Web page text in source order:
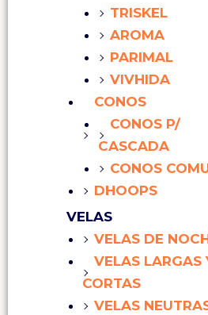
TRISKEL
AROMA
PARIMAL
VIVHIDA
CONOS
CONOS P/
CASCADA
CONOS
DHOOPS
VELAS
VELAS DE
VELAS LARGAS
CORTAS
VELAS